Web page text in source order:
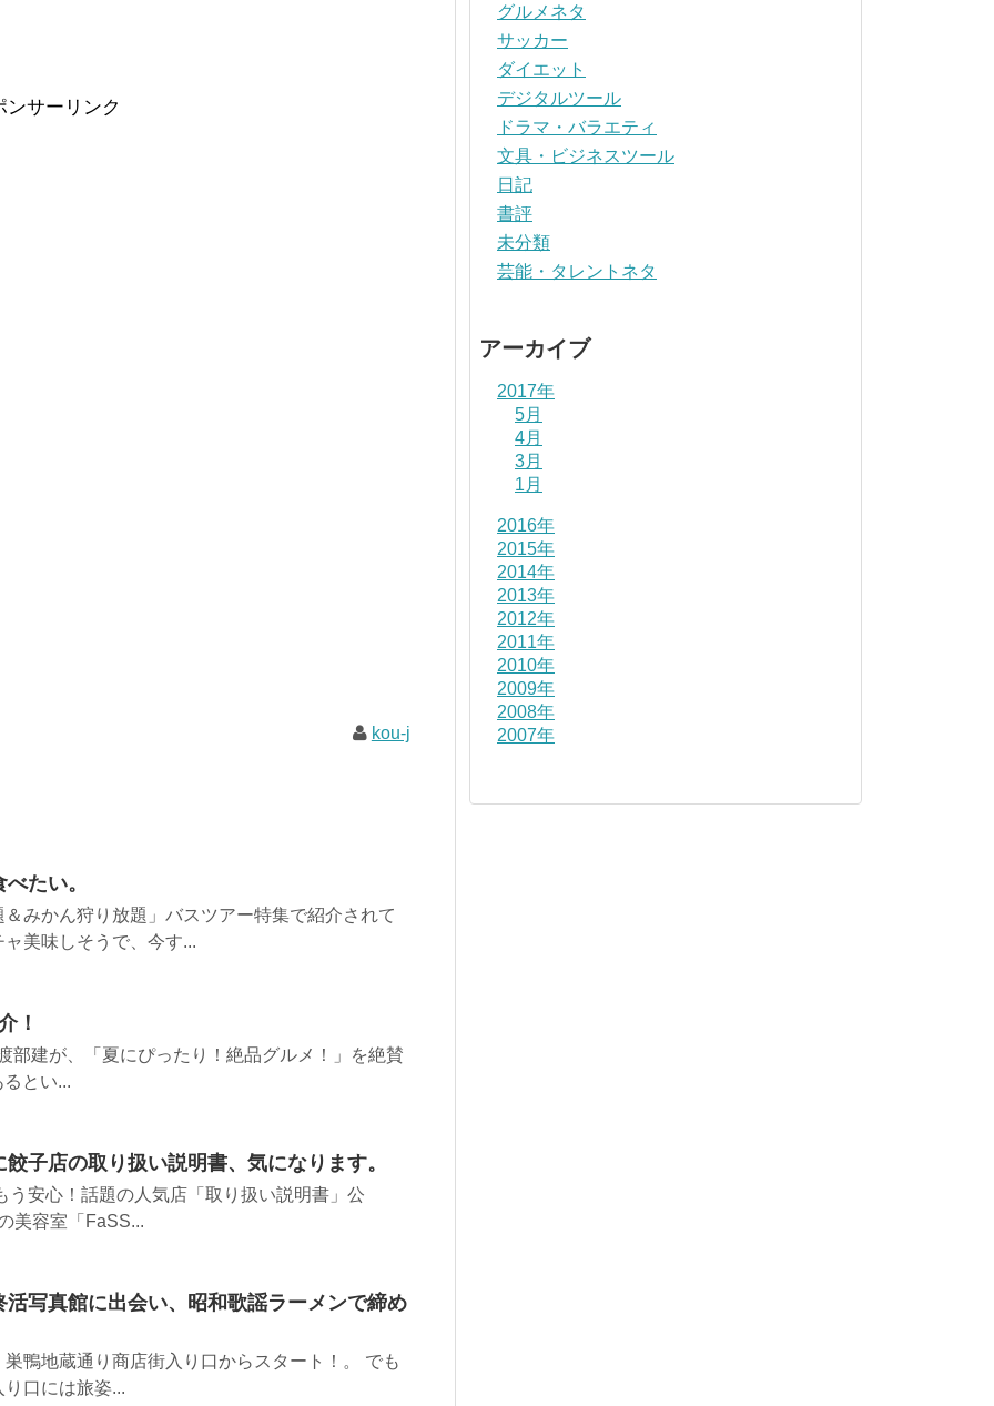
ンサーリンク
kou-j
たい。
みかん狩り放題」バスツアー特集で紹介されて
美味しそうで、今す...
！
部建が、「夏にぴったり！絶品グルメ！」を絶賛
とい...
子店の取り扱い説明書、気になります。
安心！話題の人気店「取り扱い説明書」公
美容室「FaSS...
写真館に出会い、昭和歌謡ラーメンで締め
鴨地蔵通り商店街入り口からスタート！。 でも
口には旅姿...
グルメネタ
サッカー
ダイエット
デジタルツール
ドラマ・バラエティ
文具・ビジネスツール
日記
書評
未分類
芸能・タレントネタ
アーカイブ
2017年
5月
4月
3月
1月
2016年
2015年
2014年
2013年
2012年
2011年
2010年
2009年
2008年
2007年